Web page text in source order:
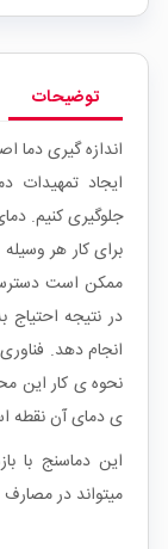
توضیحات
اندازه گیری دما
ایجاد تمهیدات
جلوگیری کنیم.
برای کار هر
ممکن است
در نتیجه احتیاج
انجام دهد.
نحوه ی کار این
ی دمای آن نقطه
میتواند در مصارف